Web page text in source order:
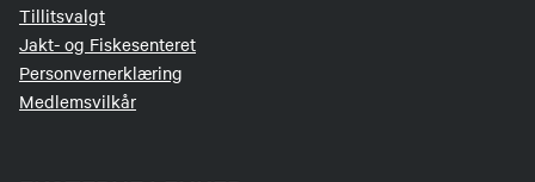
Tillitsvalgt
Jakt- og Fiskesenteret
Personvernerklæring
Medlemsvilkår